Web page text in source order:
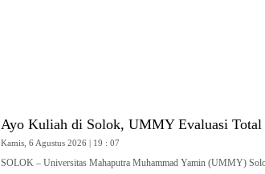
Ayo Kuliah di Solok, UMMY Evaluasi Total
Kamis, 6 Agustus 2026 | 19 : 07
SOLOK – Universitas Mahaputra Muhammad Yamin (UMMY)